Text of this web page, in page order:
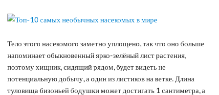
Тело этого насекомого заметно уплощено, так что оно больше
напоминает обыкновенный ярко-зелёный лист растения,
поэтому хищник, сидящий рядом, будет видеть не
потенциальную добычу, а один из листиков на ветке. Длина
туловища бизоньей бодушки может достигать 1 сантиметра, а